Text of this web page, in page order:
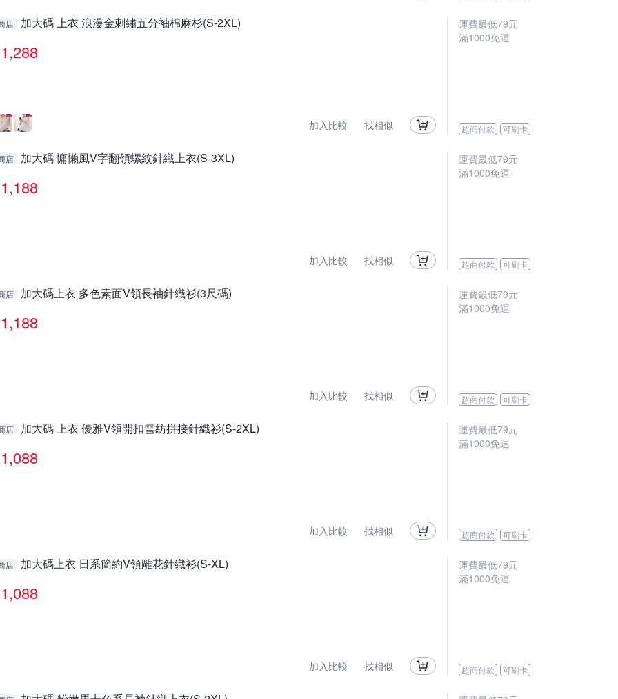
店 加大碼 上衣 浪漫金刺繡五分袖棉麻杉(S-2XL)
1,288
加入比較 找相似
運費最低79元
滿1000免運
超商付款 可刷卡
店 加大碼 慵懶風V字翻領螺紋針織上衣(S-3XL)
1,188
加入比較 找相似
運費最低79元
滿1000免運
超商付款 可刷卡
店 加大碼上衣 多色素面V領長袖針織衫(3尺碼)
1,188
加入比較 找相似
運費最低79元
滿1000免運
超商付款 可刷卡
店 加大碼 上衣 優雅V領開扣雪紡拼接針織衫(S-2XL)
1,088
加入比較 找相似
運費最低79元
滿1000免運
超商付款 可刷卡
店 加大碼上衣 日系簡約V領雕花針織衫(S-XL)
1,088
加入比較 找相似
運費最低79元
滿1000免運
超商付款 可刷卡